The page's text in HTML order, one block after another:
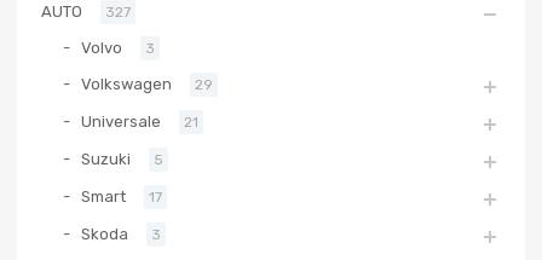
AUTO 327
Volvo 3
Volkswagen 29
Universale 21
Suzuki 5
Smart 17
Skoda 3